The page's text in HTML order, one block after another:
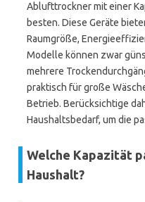
Ablufttrockner mit einer
besten. Diese Geräte
Raumgröße,
Modelle können zwar
mehrere
praktisch für große
Betrieb. Berücksichtige
Haushaltsbedarf, um die
Welche Kapazität
Haushalt?